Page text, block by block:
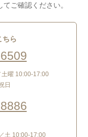
ご確認ください。
ちら
曜 10:00-17:00
日
土 10:00-17:00